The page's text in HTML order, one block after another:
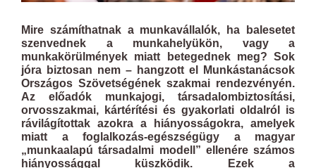
Mire számíthatnak a munkavállalók, ha balesetet
szenvednek a munkahelyükön, vagy a
munkakörülmények miatt betegednek meg? Sok
jóra biztosan nem – hangzott el Munkástanácsok
Országos Szövetségének szakmai rendezvényén.
Az előadók munkajogi, társadalombiztosítási,
orvosszakmai, kártérítési és gyakorlati oldalról is
rávilágítottak azokra a hiányosságokra, amelyek
miatt a foglalkozás-egészségügy a magyar
„munkaalapú társadalmi modell” ellenére számos
hiányossággal küszködik. Ezek a